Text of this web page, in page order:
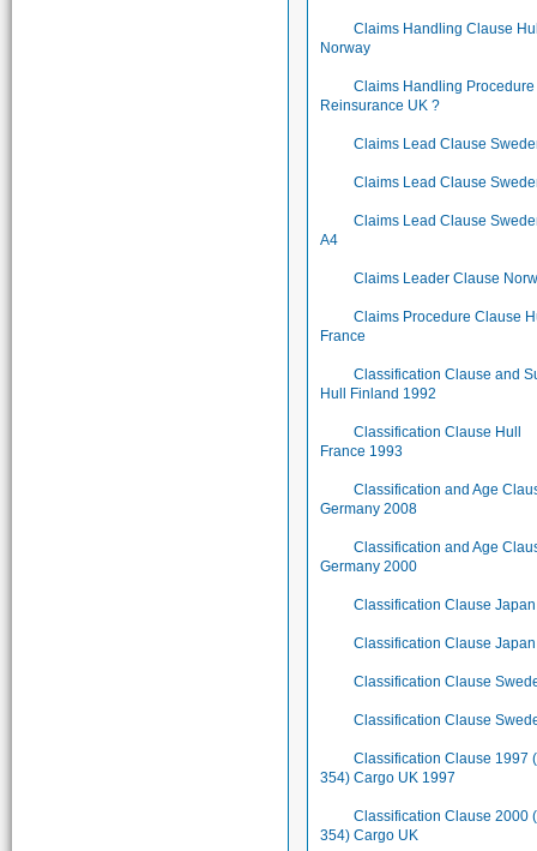
Claims Handling Clause
Norway
Claims Handling Procedure
Reinsurance UK ?
Claims Lead Clause
Claims Lead Clause
Claims Lead Clause
A4
Claims Leader Clause
Claims Procedure Clause
France
Classification Clause and
Hull Finland 1992
Classification Clause Hull
France 1993
Classification and Age
Germany 2008
Classification and Age
Germany 2000
Classification Clause
Classification Clause
Classification Clause
Classification Clause
Classification Clause 1997
354) Cargo UK 1997
Classification Clause 2000
354) Cargo UK